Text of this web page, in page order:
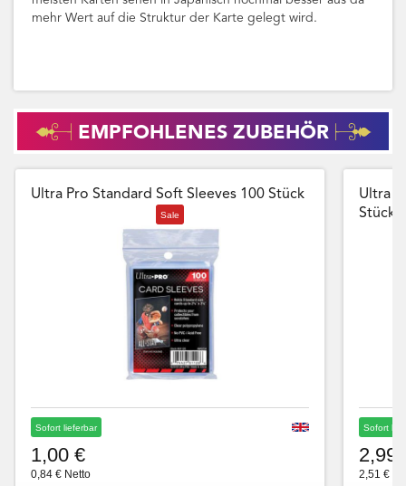
mehr Wert auf die Struktur der Karte gelegt wird.
EMPFOHLENES ZUBEHÖR
Ultra Pro Standard Soft Sleeves 100 Stück
Sale
Sofort lieferbar
1,00 €
0,84 € Netto
Ultra
Stück
Sofort
2,99
2,51 €